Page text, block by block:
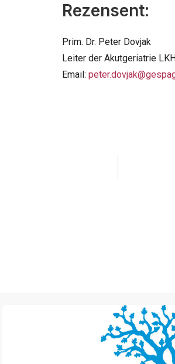
Rezensent:
Prim. Dr. Peter Dovjak
Leiter der Akutgeriatrie
Email: